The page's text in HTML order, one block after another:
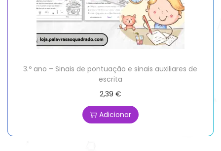
3.º ano – Sinais de pontuação e sinais auxiliares de
escrita
2,39 €
Adicionar